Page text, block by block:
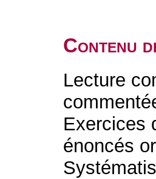
Contenu
Lecture
Exercices
énoncés